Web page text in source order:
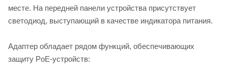
месте. На передней панели устройства присутствует
светодиод, выступающий в качестве индикатора питания.
Адаптер обладает рядом функций, обеспечивающих
защиту PoE-устройств: